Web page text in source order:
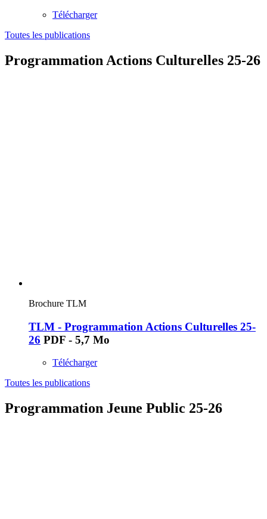
Télécharger
Toutes les publications
Programmation Actions Culturelles 25-26
Brochure TLM
TLM - Programmation Actions Culturelles 25-
26 PDF - 5,7 Mo
Télécharger
Toutes les publications
Programmation Jeune Public 25-26